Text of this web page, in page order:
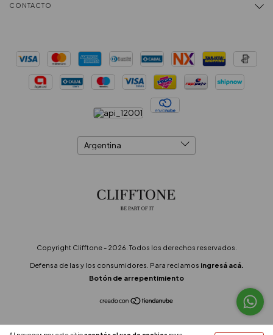
CONTACTO
Copyright Clifftone - 2026. Todos los derechos reservados.
Defensa de las y los consumidores. Para reclamos ingresá acá.
Botón de arrepentimiento